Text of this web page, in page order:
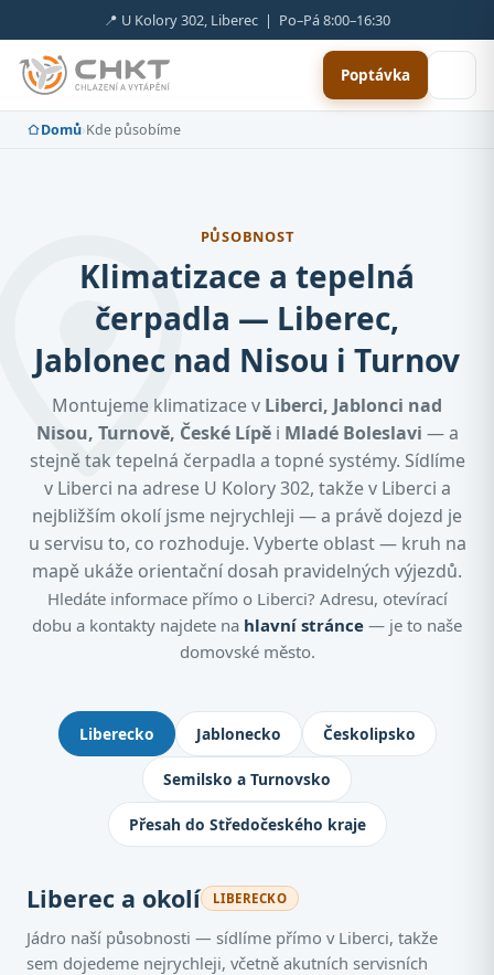
📍 U Kolory 302, Liberec | Po–Pá 8:00–16:30
Poptávka
Domů›Kde působíme
PŮSOBNOST
Klimatizace a tepelná
čerpadla — Liberec,
Jablonec nad Nisou i Turnov
Montujeme klimatizace v Liberci, Jablonci nad
Nisou, Turnově, České Lípěi Mladé Boleslavi — a
stejně tak tepelná čerpadla a topné systémy. Sídlíme
v Liberci na adrese U Kolory 302, takže v Liberci a
nejbližším okolí jsme nejrychleji — a právě dojezd je
u servisu to, co rozhoduje. Vyberte oblast — kruh na
mapě ukáže orientační dosah pravidelných výjezdů.
Hledáte informace přímo o Liberci? Adresu, otevírací
dobu a kontakty najdete na hlavní stránce — je to naše
domovské město.
Kde montujeme klimatizace:
Liberecko Jablonecko Českolipsko
Semilsko a Turnovsko
Přesah do Středočeského kraje
Liberec a okolí LIBERECKO
Jádro naší působnosti — sídlíme přímo v Liberci, takže
sem dojedeme nejrychleji, včetně akutních servisních